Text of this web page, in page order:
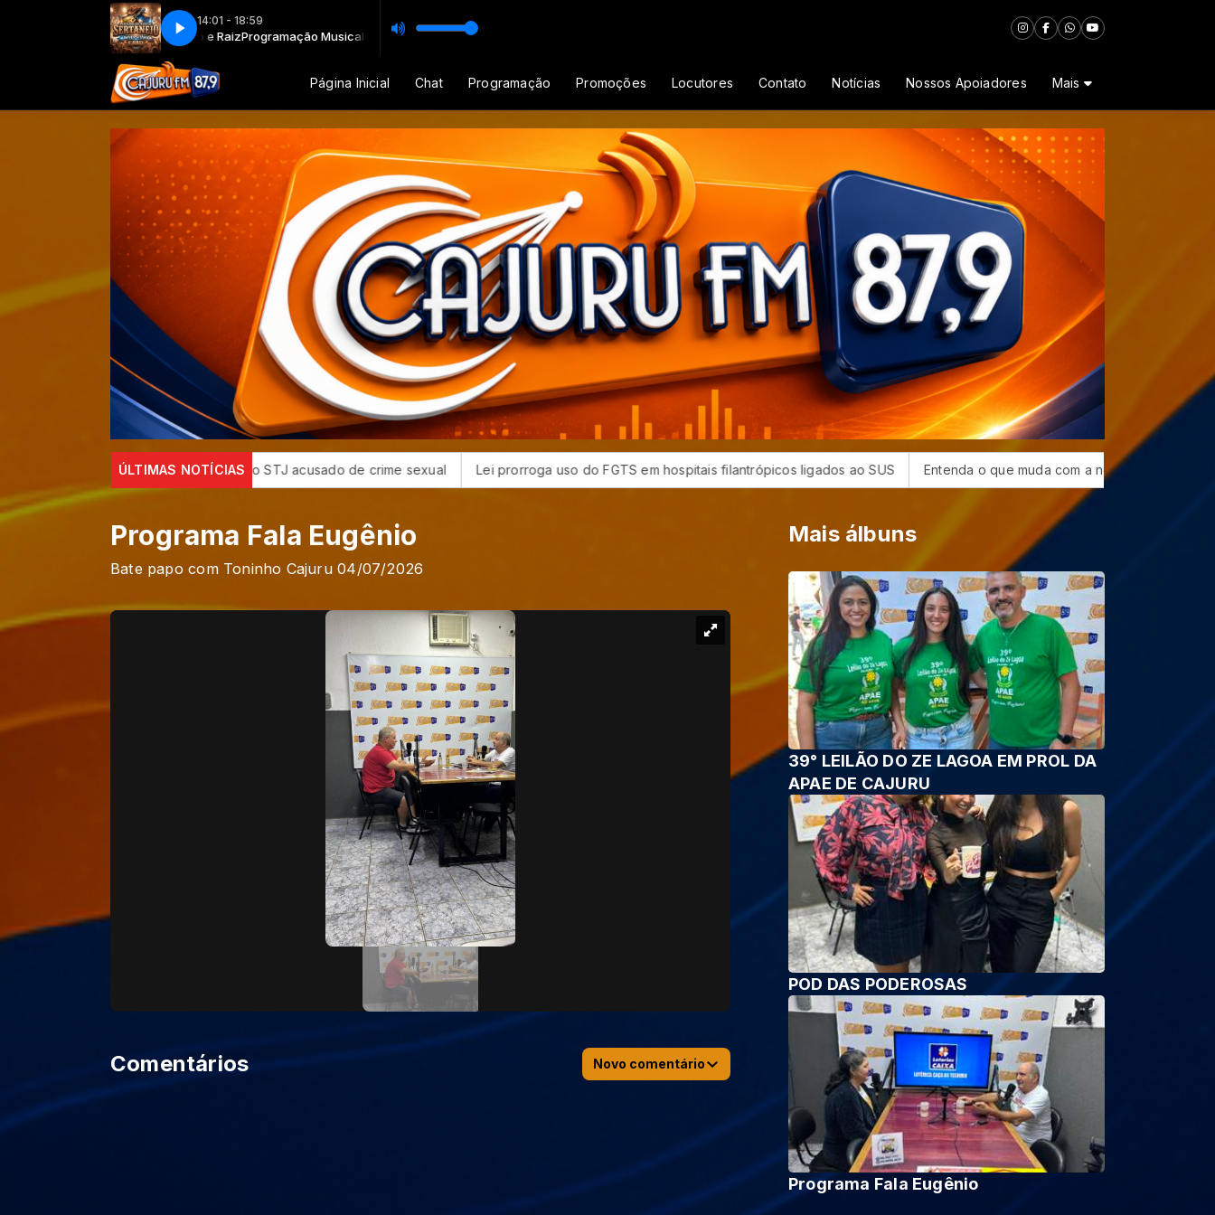
14:01 - 18:59
Sertanejo Universitário e RaizProgramação Musical Sertanejo Universitário e Raiz
Página Inicial Chat Programação Promoções Locutores Contato Notícias Nossos Apoiadores Mais
ÚLTIMAS NOTÍCIAS
cargo para ministro do STJ acusado de crime sexual Lei prorroga uso do FGTS em hospitais filantrópicos ligados ao SUS Entenda o que muda com a nova Lei do Frete
Programa Fala Eugênio
Bate papo com Toninho Cajuru 04/07/2026
Mais álbuns
39° LEILÃO DO ZE LAGOA EM PROL DA
APAE DE CAJURU
POD DAS PODEROSAS
Programa Fala Eugênio
Comentários Novo comentário